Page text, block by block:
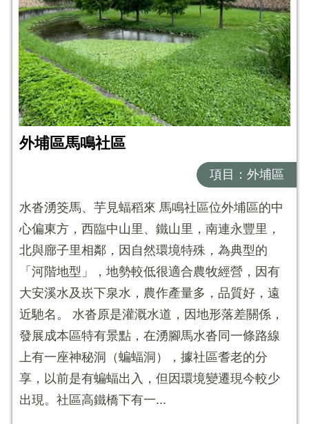
外埔區馬鳴社區
項目：外埔區
水沓湧筊馬、芋見蝠稻來 馬鳴社區位外埔區的中
心偏東方，西臨中山里、鐵山里，南連永豐里，
北與廍子里相鄰，因自然環境特殊，為典型的
「河階地型」，地勢較低很適合農牧經營，因有
大安溪水及崁下泉水，農作產量多，品質好，遠
近馳名。 水沓原是灌溉水道，因地形落差關係，
發展成本區特有景點，在湧腳馬水沓同一條路線
上有一座神秘洞（蝙蝠洞），據社區耆老的分
享，以前是有蝙蝠出入，但因環境變遷現今較少
出現。社區高鐵橋下有一...